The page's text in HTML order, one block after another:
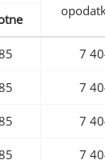
7
7
7
7